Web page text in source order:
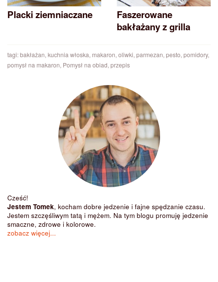
Placki ziemniaczane
Faszerowane
bakłażany z grilla
tagi:bakłażan,kuchnia włoska, makaron,oliwki,parmezan,pesto,pomidory,
pomysł na makaron, Pomysł na obiad,przepis
Cześć!
Jestem Tomek, kocham dobre jedzenie i fajne spędzanie czasu.
Jestem szczęśliwym tatą i mężem. Na tym blogu promuję jedzenie
smaczne, zdrowe i kolorowe.
zobacz więcej...